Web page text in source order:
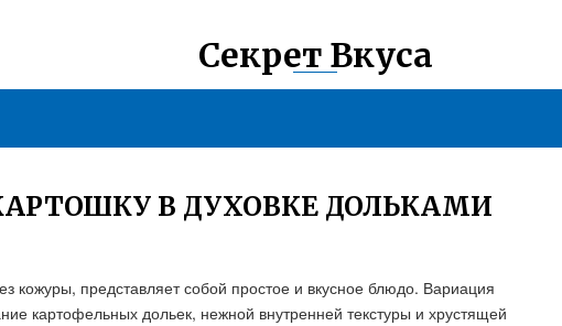
Секрет Вкуса
В ДУХОВКЕ ДОЛЬКАМИ
кожуры, представляет собой простое и вкусное блюдо. Вариация
картофельных дольек, нежной внутренней текстуры и хрустящей